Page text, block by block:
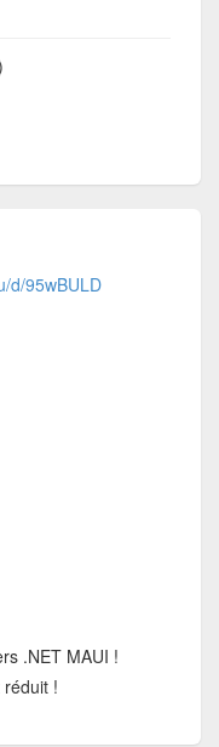
d/95wBULD
.NET MAUI !
!